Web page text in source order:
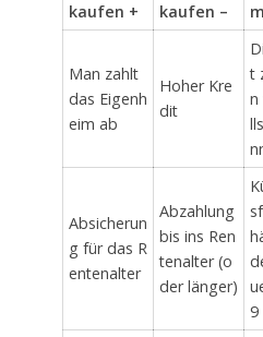
kaufen + kaufen –
Man zahlt
das Eigenh
eim ab
Hoher Kre
dit
t
n
Absicherun
g für das R
entenalter
Abzahlung
bis ins Ren
tenalter (o
der länger)
9